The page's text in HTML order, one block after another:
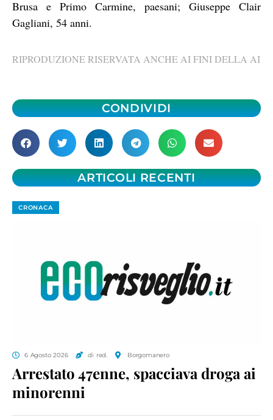
Brusa e Primo Carmine, paesani; Giuseppe Clair
Gagliani, 54 anni.
RIPRODUZIONE RISERVATA ANCHE AI FINI DELLA AI
CONDIVIDI
ARTICOLI RECENTI
CRONACA
6 Agosto 2026 di red. Borgomanero
Arrestato 47enne, spacciava droga ai
minorenni